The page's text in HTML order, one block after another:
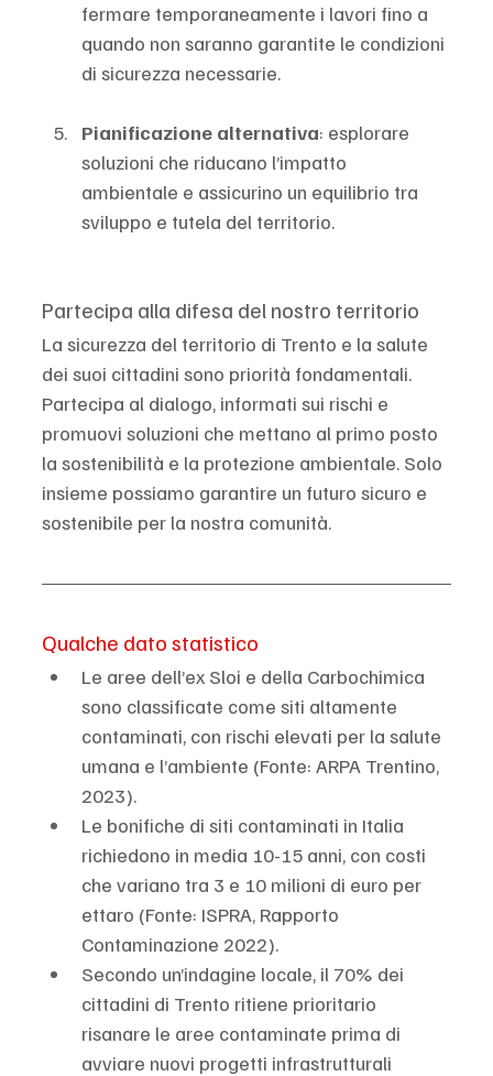
fermare temporaneamente i lavori fino a
quando non saranno garantite le condizioni
di sicurezza necessarie.
Pianificazione alternativa: esplorare
soluzioni che riducano l’impatto
ambientale e assicurino un equilibrio tra
sviluppo e tutela del territorio.
Partecipa alla difesa del nostro territorio
La sicurezza del territorio di Trento e la salute
dei suoi cittadini sono priorità fondamentali.
Partecipa al dialogo, informati sui rischi e
promuovi soluzioni che mettano al primo posto
la sostenibilità e la protezione ambientale. Solo
insieme possiamo garantire un futuro sicuro e
sostenibile per la nostra comunità.
Qualche dato statistico
Le aree dell’ex Sloi e della Carbochimica
sono classificate come siti altamente
contaminati, con rischi elevati per la salute
umana e l’ambiente (Fonte: ARPA Trentino,
2023).
Le bonifiche di siti contaminati in Italia
richiedono in media 10-15 anni, con costi
che variano tra 3 e 10 milioni di euro per
ettaro (Fonte: ISPRA, Rapporto
Contaminazione 2022).
Secondo un’indagine locale, il 70% dei
cittadini di Trento ritiene prioritario
risanare le aree contaminate prima di
avviare nuovi progetti infrastrutturali